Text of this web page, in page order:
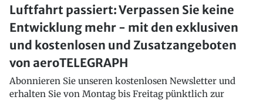
Luftfahrt passiert: Verpassen Sie keine
Entwicklung mehr - mit den exklusiven
und kostenlosen und Zusatzangeboten
von aeroTELEGRAPH
Abonnieren Sie unseren kostenlosen Newsletter und
erhalten Sie von Montag bis Freitag pünktlich zur